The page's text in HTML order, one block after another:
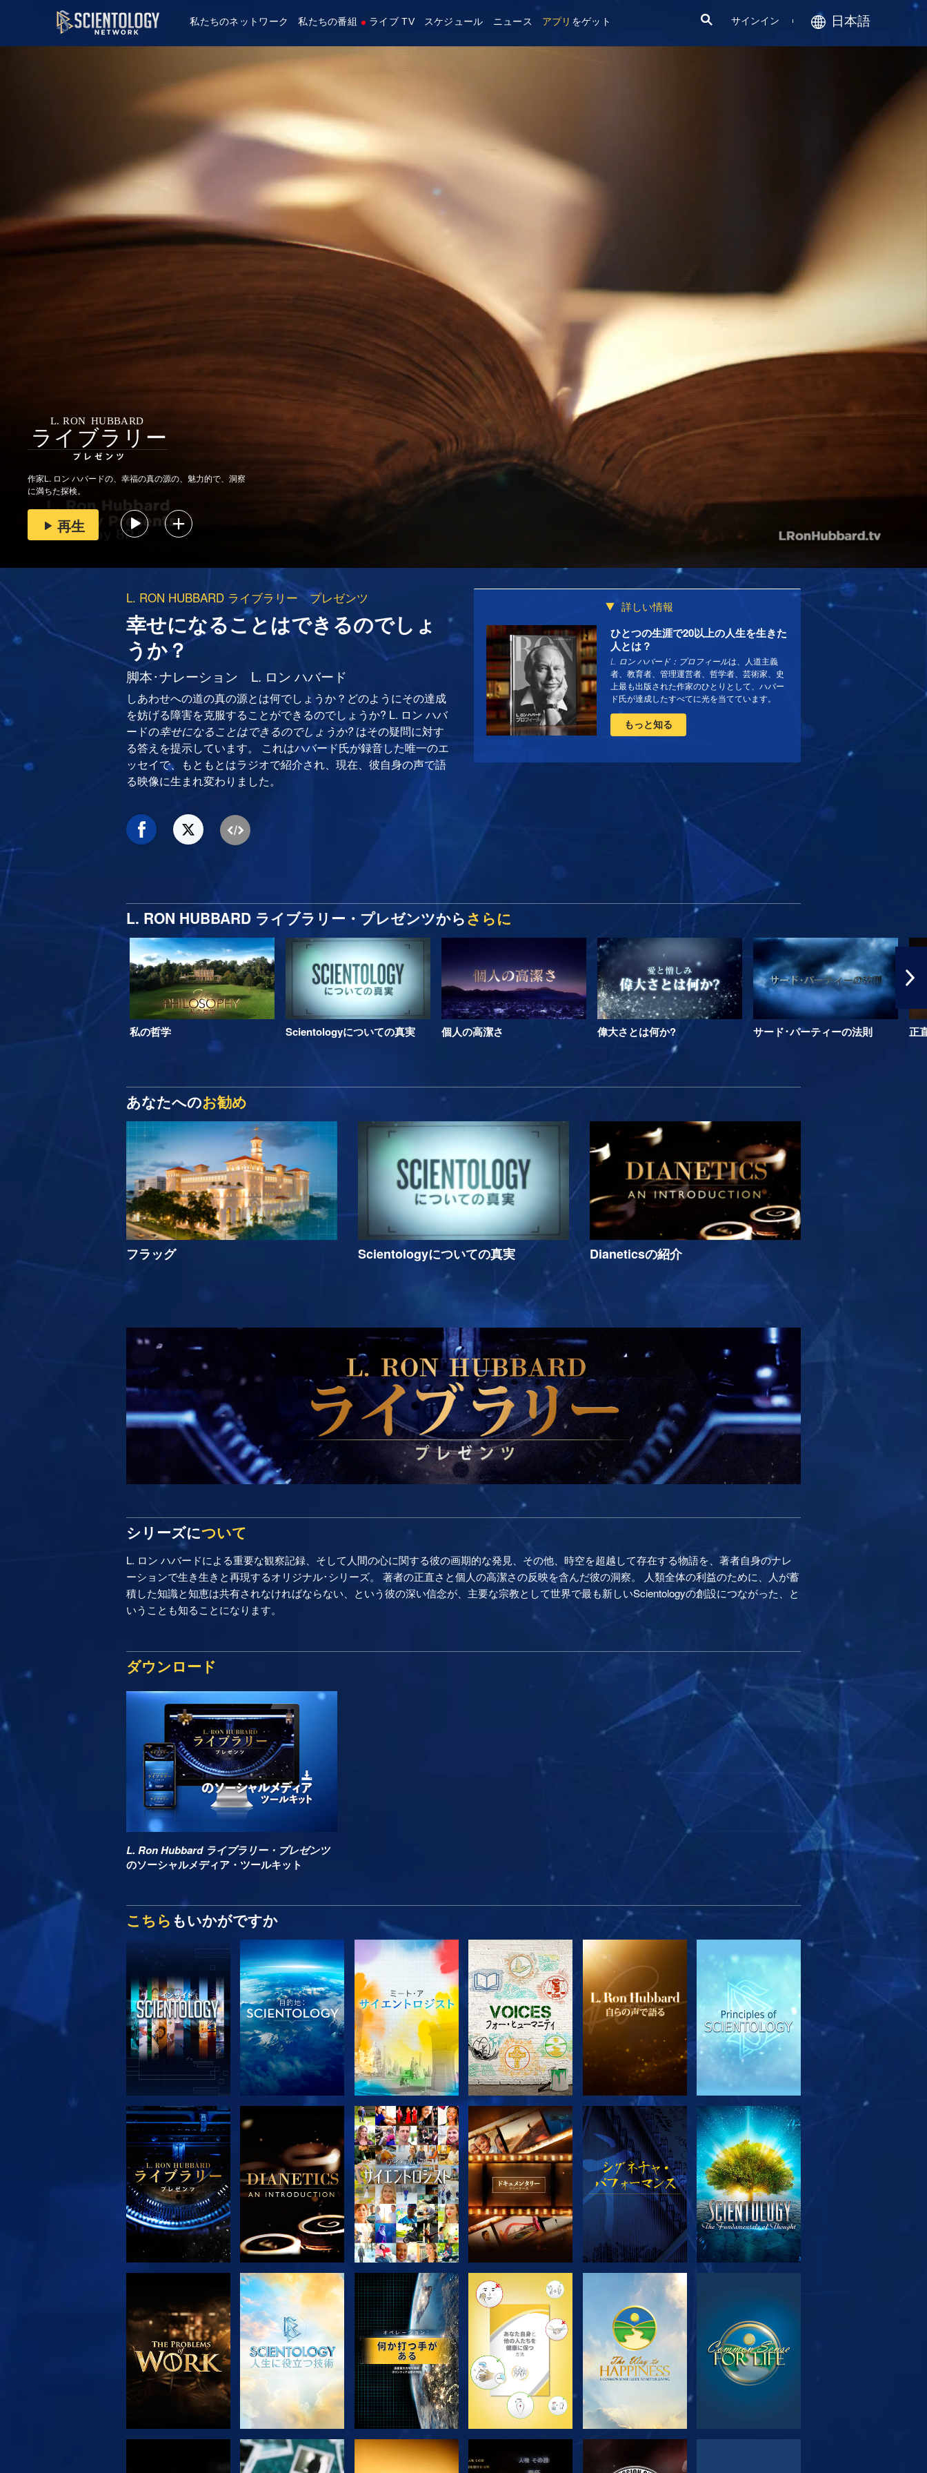
私たちのネットワーク 私たちの番組 ライブ TV スケジュール ニュース アプリ をゲット サインイン 日本語
作家L. ロン ハバードの、幸福の真の源の、魅力的で、洞察
に満ちた探検。
再生
L. RON HUBBARD ライブラリー プレゼンツ
幸せになることはできるのでしょ
うか？
脚本･ナレーション L. ロン ハバード
しあわせへの道の真の源とは何でしょうか？どのようにその達成
を妨げる障害を克服することができるのでしょうか? L. ロン ハバ
ードの幸せになることはできるのでしょうか?はその疑問に対す
る答えを提示しています。 これはハバード氏が録音した唯一のエ
ッセイで、もともとはラジオで紹介され、現在、彼自身の声で語
る映像に生まれ変わりました。
詳しい情報
ひとつの生涯で20以上の人生を生きた
人とは？
L. ロン ハバード：プロフィールは、人道主義
者、教育者、管理運営者、哲学者、芸術家、史
上最も出版された作家のひとりとして、ハバー
ド氏が達成したすべてに光を当てています。
もっと知る
L. RON HUBBARD ライブラリー・プレゼンツからさらに
私の哲学 Scientologyについての真実 個人の高潔さ 偉大さとは何か? サード･パーティーの法則 正
あなたへのお勧め
フラッグ Scientologyについての真実 Dianeticsの紹介
シリーズについて
L. ロン ハバードによる重要な観察記録、そして人間の心に関する彼の画期的な発見、その他、時空を超越して存在する物語を、著者自身のナレ
ーションで生き生きと再現するオリジナル･シリーズ。 著者の正直さと個人の高潔さの反映を含んだ彼の洞察。 人類全体の利益のために、人が蓄
積した知識と知恵は共有されなければならない、という彼の深い信念が、主要な宗教として世界で最も新しいScientologyの創設につながった、と
いうことも知ることになります。
ダウンロード
L. Ron Hubbard ライブラリー・プレゼンツ
のソーシャルメディア・ツールキット
こちら もいかがですか
シリーズを探求 シリーズを探求 シリーズを探求 シリーズを探求 シリーズを探求 観る
シリーズを探求 観る シリーズを探求 シリーズを探求 シリーズを探求